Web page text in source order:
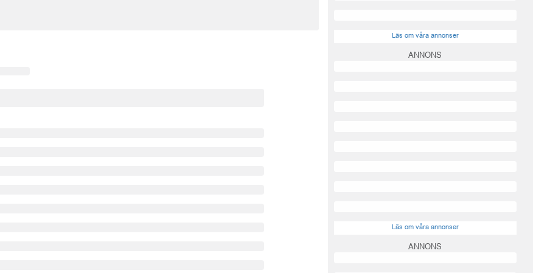
Läs om våra annonser
ANNONS
Läs om våra annonser
ANNONS